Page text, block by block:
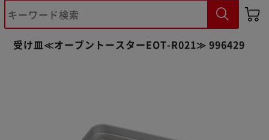
受け皿≪オーブントースターEOT-R021≫ 996429
※ご確認ください
カートに入れる 購入手続きへ